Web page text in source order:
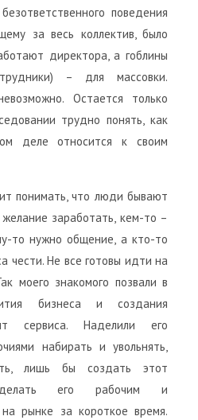
поведения
за весь коллектив, было
директора, а гоблины
– для массовки.
Остается только
трудно понять, как
деле относится к своим
понимать, что люди бывают
заработать, кем-то –
то нужно общение, а кто-то
чести. Не все готовы идти на
моего знакомого позвали в
бизнеса и создания
сервиса. Наделили его
набирать и увольнять,
лишь бы создать этот
его рабочим и
на рынке за короткое время.